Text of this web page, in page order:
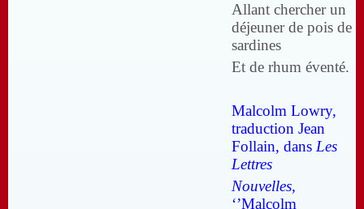
Allant chercher un
déjeuner de pois de
sardines
Et de rhum éventé.
Malcolm Lowry,
traduction Jean
Follain, dans Les
Lettres
Nouvelles,
‘’Malcolm